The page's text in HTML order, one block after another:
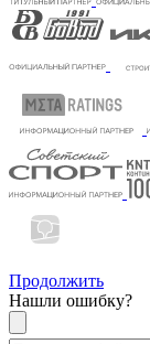
Продолжить
Нашли ошибку?